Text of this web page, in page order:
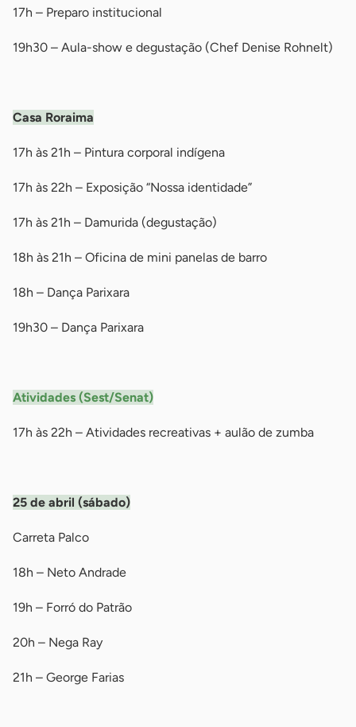
17h – Preparo institucional
19h30 – Aula-show e degustação (Chef Denise Rohnelt)
Casa Roraima
17h às 21h – Pintura corporal indígena
17h às 22h – Exposição “Nossa identidade”
17h às 21h – Damurida (degustação)
18h às 21h – Oficina de mini panelas de barro
18h – Dança Parixara
19h30 – Dança Parixara
Atividades (Sest/Senat)
17h às 22h – Atividades recreativas + aulão de zumba
25 de abril (sábado)
Carreta Palco
18h – Neto Andrade
19h – Forró do Patrão
20h – Nega Ray
21h – George Farias